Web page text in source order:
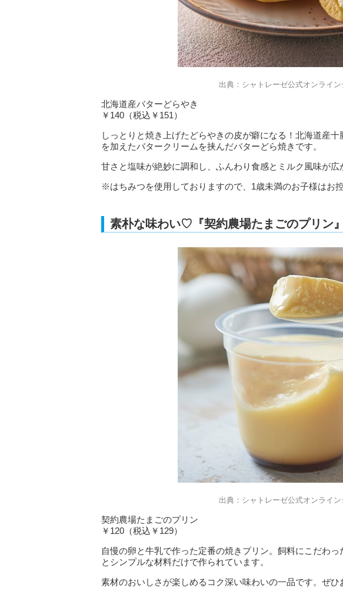
出典：シャトレーゼ公式オンライ
北海道産バターどらやき
￥140（税込￥151）
しっとりと焼き上げたどらやきの皮が癖になる！北海道産
を加えたバタークリームを挟んだバターどら焼きです。
甘さと塩味が絶妙に調和し、ふんわり食感とミルク風味が広
※はちみつを使用しておりますので、1歳未満のお子様はお控
素朴な味わい♡『契約農場たまごのプリン』
出典：シャトレーゼ公式オンライ
契約農場たまごのプリン
￥120（税込￥129）
自慢の卵と牛乳で作った定番の焼きプリン。飼料にこだわ
とシンプルな材料だけで作られています。
素材のおいしさが楽しめるコク深い味わいの一品です。ぜひ